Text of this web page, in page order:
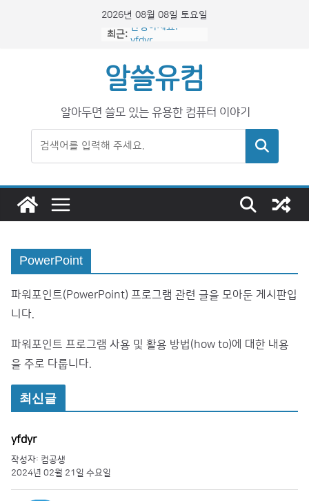
2026년 08월 08일 토요일
최근: 안녕하세요!
알쓸유컴
알아두면 쓸모 있는 유용한 컴퓨터 이야기
검색
PowerPoint
파워포인트(PowerPoint) 프로그램 관련 글을 모아둔 게시판입
니다.
파워포인트 프로그램 사용 및 활용 방법(how to)에 대한 내용
을 주로 다룹니다.
최신글
yfdyr
작성자: 컴공생
2024년 02월 21일 수요일